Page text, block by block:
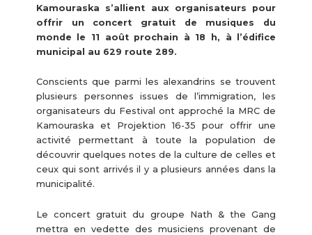
Kamouraska s’allient aux organisateurs pour
offrir un concert gratuit de musiques du
monde le 11 août prochain à 18 h, à l’édifice
municipal au 629 route 289.
Conscients que parmi les alexandrins se trouvent
plusieurs personnes issues de l’immigration, les
organisateurs du Festival ont approché la MRC de
Kamouraska et Projektion 16-35 pour offrir une
activité permettant à toute la population de
découvrir quelques notes de la culture de celles et
ceux qui sont arrivés il y a plusieurs années dans la
municipalité.
Le concert gratuit du groupe Nath & the Gang
mettra en vedette des musiciens provenant de